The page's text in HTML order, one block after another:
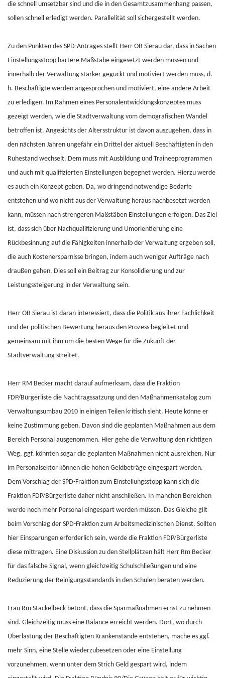
die schnell umsetzbar sind und die in den Gesamtzusammenhang passen,
sollen schnell erledigt werden. Parallelität soll sichergestellt werden.
Zu den Punkten des SPD-Antrages stellt Herr OB Sierau dar, dass in Sachen
Einstellungsstopp härtere Maßstäbe eingesetzt werden müssen und
innerhalb der Verwaltung stärker geguckt und motiviert werden muss, d.
h. Beschäftigte werden angesprochen und motiviert, eine andere Arbeit
zu erledigen. Im Rahmen eines Personalentwicklungskonzeptes muss
gezeigt werden, wie die Stadtverwaltung vom demografischen Wandel
betroffen ist. Angesichts der Altersstruktur ist davon auszugehen, dass in
den nächsten Jahren ungefähr ein Drittel der aktuell Beschäftigten in den
Ruhestand wechselt. Dem muss mit Ausbildung und Traineeprogrammen
und auch mit qualifizierten Einstellungen begegnet werden. Hierzu werde
es auch ein Konzept geben. Da, wo dringend notwendige Bedarfe
entstehen und wo nicht aus der Verwaltung heraus nachbesetzt werden
kann, müssen nach strengeren Maßstäben Einstellungen erfolgen. Das Ziel
ist, dass sich über Nachqualifizierung und Umorientierung eine
Rückbesinnung auf die Fähigkeiten innerhalb der Verwaltung ergeben soll,
die auch Kostenersparnisse bringen, indem auch weniger Aufträge nach
draußen gehen. Dies soll ein Beitrag zur Konsolidierung und zur
Leistungssteigerung in der Verwaltung sein.
Herr OB Sierau ist daran interessiert, dass die Politik aus ihrer Fachlichkeit
und der politischen Bewertung heraus den Prozess begleitet und
gemeinsam mit ihm um die besten Wege für die Zukunft der
Stadtverwaltung streitet.
Herr RM Becker macht darauf aufmerksam, dass die Fraktion
FDP/Bürgerliste die Nachtragssatzung und den Maßnahmenkatalog zum
Verwaltungsumbau 2010 in einigen Teilen kritisch sieht. Heute könne er
keine Zustimmung geben. Davon sind die geplanten Maßnahmen aus dem
Bereich Personal ausgenommen. Hier gehe die Verwaltung den richtigen
Weg, ggf. könnten sogar die geplanten Maßnahmen nicht ausreichen. Nur
im Personalsektor können die hohen Geldbeträge eingespart werden.
Dem Vorschlag der SPD-Fraktion zum Einstellungsstopp kann sich die
Fraktion FDP/Bürgerliste daher nicht anschließen. In manchen Bereichen
werde noch mehr Personal eingespart werden müssen. Das Gleiche gilt
beim Vorschlag der SPD-Fraktion zum Arbeitsmedizinischen Dienst. Sollten
hier Einsparungen erforderlich sein, werde die Fraktion FDP/Bürgerliste
diese mittragen. Eine Diskussion zu den Stellplätzen hält Herr Rm Becker
für das falsche Signal, wenn gleichzeitig Schulschließungen und eine
Reduzierung der Reinigungsstandards in den Schulen beraten werden.
Frau Rm Stackelbeck betont, dass die Sparmaßnahmen ernst zu nehmen
sind. Gleichzeitig muss eine Balance erreicht werden. Dort, wo durch
Überlastung der Beschäftigten Krankenstände entstehen, mache es ggf.
mehr Sinn, eine Stelle wiederzubesetzen oder eine Einstellung
vorzunehmen, wenn unter dem Strich Geld gespart wird, indem